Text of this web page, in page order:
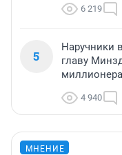
6 219
5
Наручники
главу
4 940
МНЕНИЕ